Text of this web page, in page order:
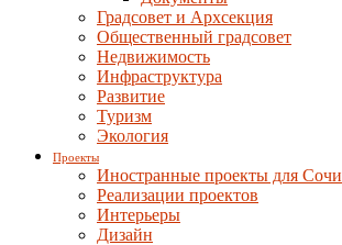
Градсовет и Архсекция
Общественный градсовет
Недвижимость
Инфраструктура
Развитие
Туризм
Экология
Проекты
Иностранные проекты для Сочи
Реализации проектов
Интерьеры
Дизайн